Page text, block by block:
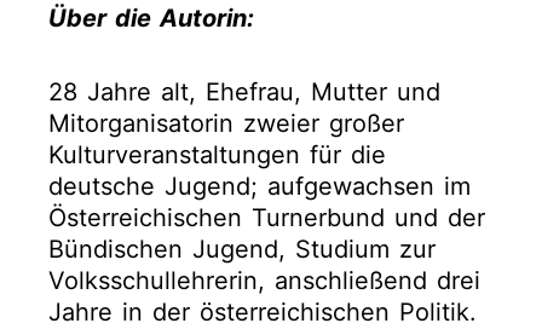
Über die Autorin:
28 Jahre alt, Ehefrau, Mutter und
Mitorganisatorin zweier großer
Kulturveranstaltungen für die
deutsche Jugend; aufgewachsen im
Österreichischen Turnerbund und der
Bündischen Jugend, Studium zur
Volksschullehrerin, anschließend drei
Jahre in der österreichischen Politik.